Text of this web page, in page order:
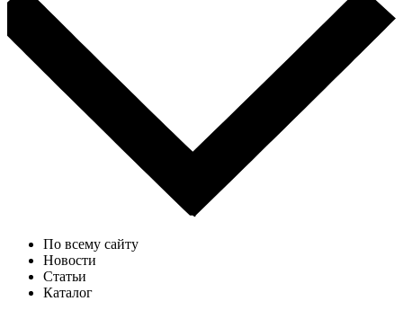
По всему сайту
Новости
Статьи
Каталог